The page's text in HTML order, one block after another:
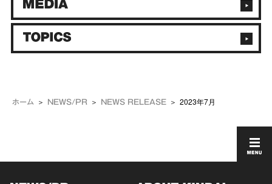
ホーム NEWS/PR NEWS RELEASE 2023年7月